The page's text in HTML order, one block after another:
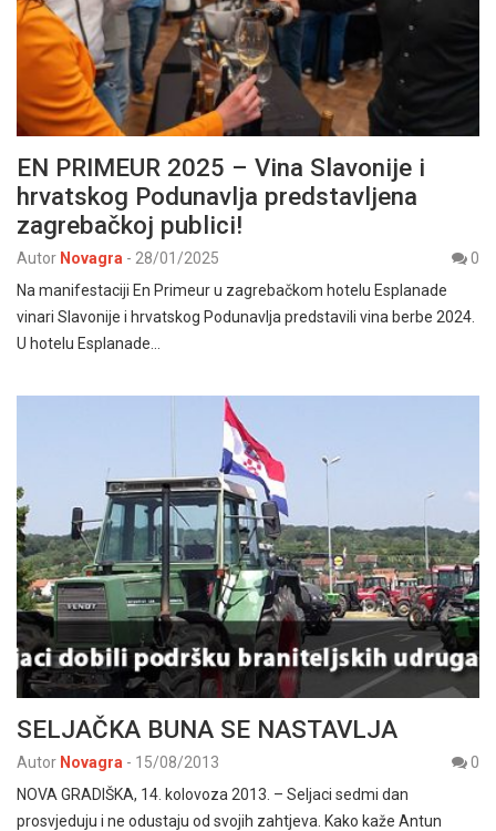
EN PRIMEUR 2025 – Vina Slavonije i
hrvatskog Podunavlja predstavljena
zagrebačkoj publici!
Autor Novagra - 28/01/2025
0
Na manifestaciji En Primeur u zagrebačkom hotelu Esplanade
vinari Slavonije i hrvatskog Podunavlja predstavili vina berbe 2024.
U hotelu Esplanade…
SELJAČKA BUNA SE NASTAVLJA
Autor Novagra - 15/08/2013
0
NOVA GRADIŠKA, 14. kolovoza 2013. – Seljaci sedmi dan
prosvjeduju i ne odustaju od svojih zahtjeva. Kako kaže Antun